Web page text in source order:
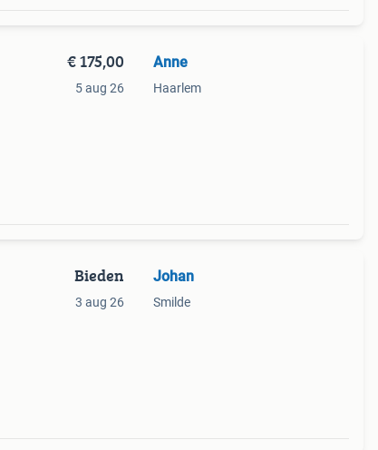
€ 175,00
5 aug 26
Anne
Haarlem
Bieden
3 aug 26
Johan
Smilde